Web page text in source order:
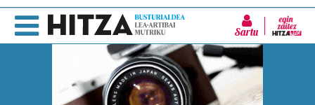
Sartu